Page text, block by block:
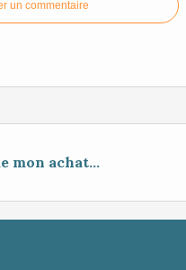
un commentaire
mon achat...